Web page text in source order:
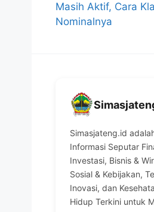
Masih Aktif, Cara
Nominalnya
Simasjateng.id
Informasi Seputar
Investasi, Bisnis &
Sosial & Kebijakan,
Inovasi, dan
Hidup Terkini untuk